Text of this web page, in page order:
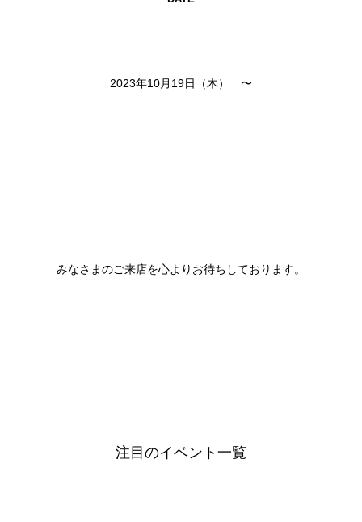
2023年10月19日（木） 〜
みなさまのご来店を心よりお待ちしております。
注目のイベント一覧